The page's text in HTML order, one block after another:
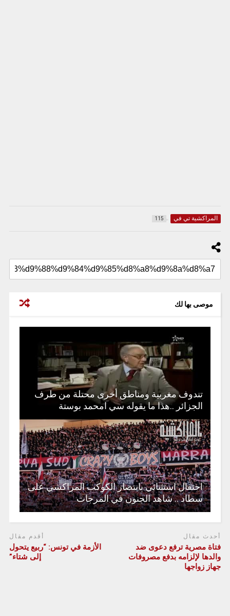
المراكشية تي في 115
موصى بها لك
تندوف مغربية ومناطق أخرى محتلة من طرف
الجزائر ..هذا ما يقوله سي امحمد بوستة
احتفال استثنائي بانتصار الكوكب المراكشي على
سطاد .. شاهد الجنون في المرجات
أحدث مقال
فتاة مصرية ترفع دعوى ضد
والدها لإلزامه بدفع مصروفات
جهاز زواجها
أقدم مقال
الأزمة في تونس: “ربيع يتحول
إلى شتاء”